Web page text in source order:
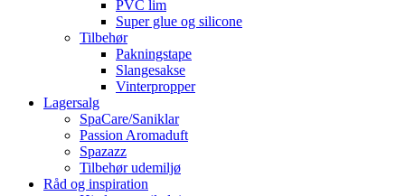
PVC lim
Super glue og silicone
Tilbehør
Pakningstape
Slangesakse
Vinterpropper
Lagersalg
SpaCare/Saniklar
Passion Aromaduft
Spazazz
Tilbehør udemiljø
Råd og inspiration